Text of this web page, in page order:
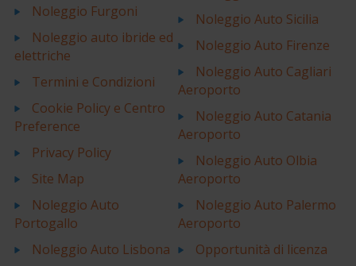
Noleggio Furgoni
Noleggio auto ibride ed
elettriche
Termini e Condizioni
Cookie Policy e Centro
Preference
Privacy Policy
Site Map
Noleggio Auto
Portogallo
Noleggio Auto Lisbona
Noleggio Auto Sicilia
Noleggio Auto Firenze
Noleggio Auto Cagliari
Aeroporto
Noleggio Auto Catania
Aeroporto
Noleggio Auto Olbia
Aeroporto
Noleggio Auto Palermo
Aeroporto
Opportunità di licenza